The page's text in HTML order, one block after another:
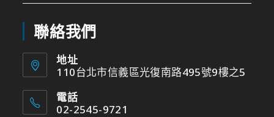
聯絡我們
地址
110台北市信義區光復南路495號9樓之5
電話
02-2545-9721